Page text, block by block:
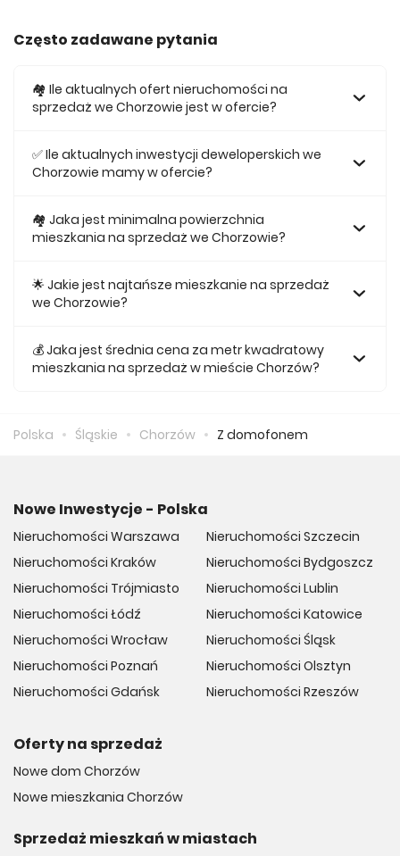
Często zadawane pytania
🏘️ Ile aktualnych ofert nieruchomości na
sprzedaż we Chorzowie jest w ofercie?
we Chorzowie.
✅ Ile aktualnych inwestycji deweloperskich we
Chorzowie mamy w ofercie?
we Chorzowie.
🏘 Jaka jest minimalna powierzchnia
mieszkania na sprzedaż we Chorzowie?
Chorzowie jest 28,61.
🌟 Jakie jest najtańsze mieszkanie na sprzedaż
we Chorzowie?
ofercie kosztuje 283 239 zł.
💰 Jaka jest średnia cena za metr kwadratowy
mieszkania na sprzedaż w mieście Chorzów?
Polska Śląskie Chorzów Z domofonem
Nowe Inwestycje - Polska
Nieruchomości Warszawa
Nieruchomości Kraków
Nieruchomości Trójmiasto
Nieruchomości Łódź
Nieruchomości Wrocław
Nieruchomości Poznań
Nieruchomości Gdańsk
Nieruchomości Szczecin
Nieruchomości Bydgoszcz
Nieruchomości Lublin
Nieruchomości Katowice
Nieruchomości Śląsk
Nieruchomości Olsztyn
Nieruchomości Rzeszów
Oferty na sprzedaż
Nowe dom Chorzów
Nowe mieszkania Chorzów
Sprzedaż mieszkań w miastach